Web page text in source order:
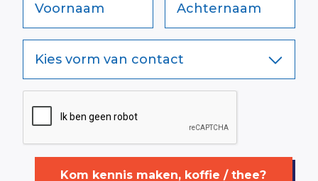
Voornaam Achternaam
Kies vorm van contact
Kom kennis maken, koffie / thee?